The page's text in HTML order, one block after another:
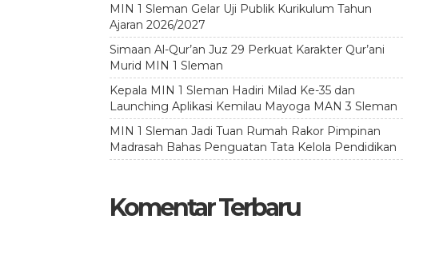
MIN 1 Sleman Gelar Uji Publik Kurikulum Tahun
Ajaran 2026/2027
Simaan Al-Qur’an Juz 29 Perkuat Karakter Qur’ani
Murid MIN 1 Sleman
Kepala MIN 1 Sleman Hadiri Milad Ke-35 dan
Launching Aplikasi Kemilau Mayoga MAN 3 Sleman
MIN 1 Sleman Jadi Tuan Rumah Rakor Pimpinan
Madrasah Bahas Penguatan Tata Kelola Pendidikan
Komentar Terbaru